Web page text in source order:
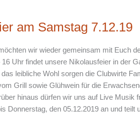
am Samstag 7.12.19
wir wieder gemeinsam mit Euch
Uhr findet unsere Nikolausfeier in der
leibliche Wohl sorgen die Clubwirte
Grill sowie Glühwein für die
hinaus dürfen wir uns auf Live Musik
Donnerstag, den 05.12.2019 an und teilt